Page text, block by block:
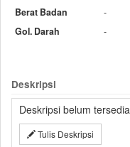
Berat Badan
-
Gol. Darah
-
Deskripsi
Deskripsi belum tersedia
Tulis Deskripsi